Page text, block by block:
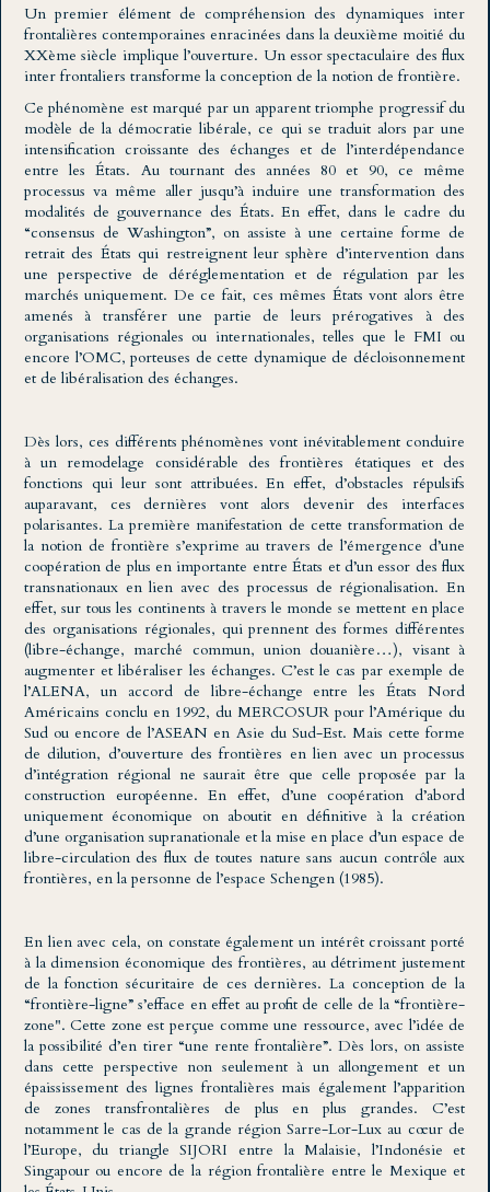
Un premier élément de compréhension des dynamiques inter
frontalières contemporaines enracinées dans la deuxième moitié du
XXème siècle implique l’ouverture. Un essor spectaculaire des flux
inter frontaliers transforme la conception de la notion de frontière.
Ce phénomène est marqué par un apparent triomphe progressif du
modèle de la démocratie libérale, ce qui se traduit alors par une
intensification croissante des échanges et de l’interdépendance
entre les États. Au tournant des années 80 et 90, ce même
processus va même aller jusqu’à induire une transformation des
modalités de gouvernance des États. En effet, dans le cadre du
“consensus de Washington”, on assiste à une certaine forme de
retrait des États qui restreignent leur sphère d’intervention dans
une perspective de déréglementation et de régulation par les
marchés uniquement. De ce fait, ces mêmes États vont alors être
amenés à transférer une partie de leurs prérogatives à des
organisations régionales ou internationales, telles que le FMI ou
encore l’OMC, porteuses de cette dynamique de décloisonnement
et de libéralisation des échanges.
Dès lors, ces différents phénomènes vont inévitablement conduire
à un remodelage considérable des frontières étatiques et des
fonctions qui leur sont attribuées. En effet, d’obstacles répulsifs
auparavant, ces dernières vont alors devenir des interfaces
polarisantes. La première manifestation de cette transformation de
la notion de frontière s’exprime au travers de l’émergence d’une
coopération de plus en importante entre États et d’un essor des flux
transnationaux en lien avec des processus de régionalisation. En
effet, sur tous les continents à travers le monde se mettent en place
des organisations régionales, qui prennent des formes différentes
(libre-échange, marché commun, union douanière…), visant à
augmenter et libéraliser les échanges. C’est le cas par exemple de
l’ALENA, un accord de libre-échange entre les États Nord
Américains conclu en 1992, du MERCOSUR pour l’Amérique du
Sud ou encore de l’ASEAN en Asie du Sud-Est. Mais cette forme
de dilution, d’ouverture des frontières en lien avec un processus
d’intégration régional ne saurait être que celle proposée par la
construction européenne. En effet, d’une coopération d’abord
uniquement économique on aboutit en définitive à la création
d’une organisation supranationale et la mise en place d’un espace de
libre-circulation des flux de toutes nature sans aucun contrôle aux
frontières, en la personne de l’espace Schengen (1985).
En lien avec cela, on constate également un intérêt croissant porté
à la dimension économique des frontières, au détriment justement
de la fonction sécuritaire de ces dernières. La conception de la
“frontière-ligne” s’efface en effet au profit de celle de la “frontière-
zone". Cette zone est perçue comme une ressource, avec l’idée de
la possibilité d’en tirer “une rente frontalière”. Dès lors, on assiste
dans cette perspective non seulement à un allongement et un
épaississement des lignes frontalières mais également l’apparition
de zones transfrontalières de plus en plus grandes. C’est
notamment le cas de la grande région Sarre-Lor-Lux au cœur de
l’Europe, du triangle SIJORI entre la Malaisie, l’Indonésie et
Singapour ou encore de la région frontalière entre le Mexique et